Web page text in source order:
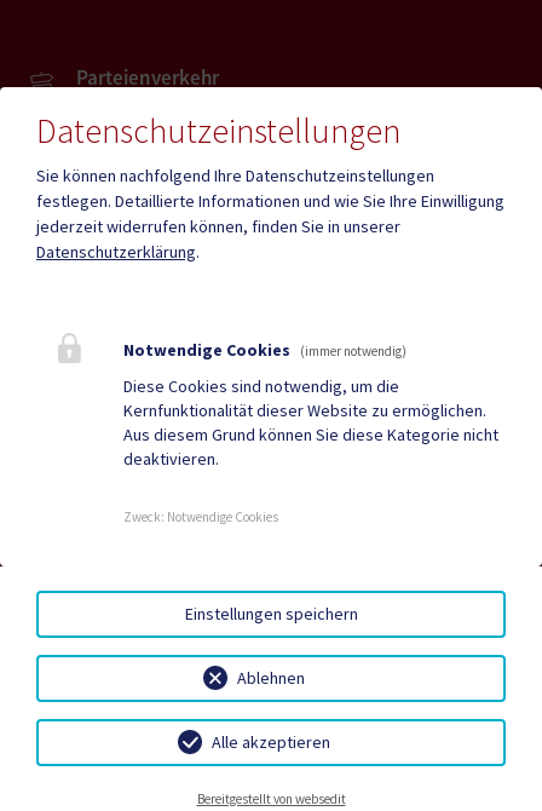
Parteienverkehr
Amtsstunden
Heute , Geschlossen
Quicklinks
ID Austria
Gemeindenachrichten
AMTSSIGNATUR BARRIEREFREIHEIT
SITEMAP|IMPRESSUM|INVENTARLISTE EEDIII 2024
Datenschutzeinstellungen
Sie können nachfolgend Ihre Datenschutzeinstellungen
festlegen. Detaillierte Informationen und wie Sie Ihre Einwilligung
jederzeit widerrufen können, finden Sie in unserer
Datenschutzerklärung.
Notwendige Cookies (immer notwendig)
Diese Cookies sind notwendig, um die
Kernfunktionalität dieser Website zu ermöglichen.
Aus diesem Grund können Sie diese Kategorie nicht
deaktivieren.
Zweck: Notwendige Cookies
Ablehnen
Einstellungen speichern
Alle akzeptieren
Bereitgestellt von websedit